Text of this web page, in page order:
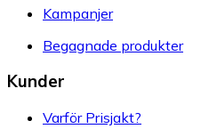
Kampanjer
Begagnade produkter
Kunder
Varför Prisjakt?